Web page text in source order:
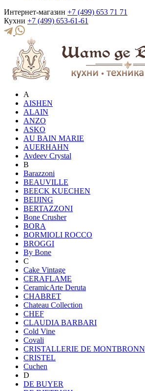
Интернет-магазин +7 (499) 653 71 71
Кухни +7 (499) 653-61-61
A
AISHEN
ALAIN
ANZO
ASKO
AU BAIN MARIE
AUERHAHN
Avdeev Crystal
B
Barazzoni
BEAUVILLE
BEECK KUECHEN
BEIJING
BERTAZZONI
Bone Crusher
BORA
BORMIOLI ROCCO
BROGGI
By Bone
C
Cake Vintage
CERAFLAME
CeramicArte Deruta
CHABRET
Chateau Collection
CHEF
CLAUDIA BARBARI
Cold Vine
Covali
CRISTALLERIE DE MONTBRONN
CRISTEL
Cuchen
D
DE BUYER